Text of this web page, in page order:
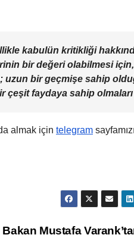
kabulün kritikliği
bir değeri olabilmesi
uzun bir geçmişe sahip
çeşit faydaya sahip
almak için telegram
Bakan Mustafa